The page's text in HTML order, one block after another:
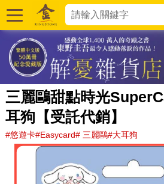
三麗鷗甜點時光
耳狗【受託代銷】
#悠遊卡#Easycard# 三麗鷗#大耳狗